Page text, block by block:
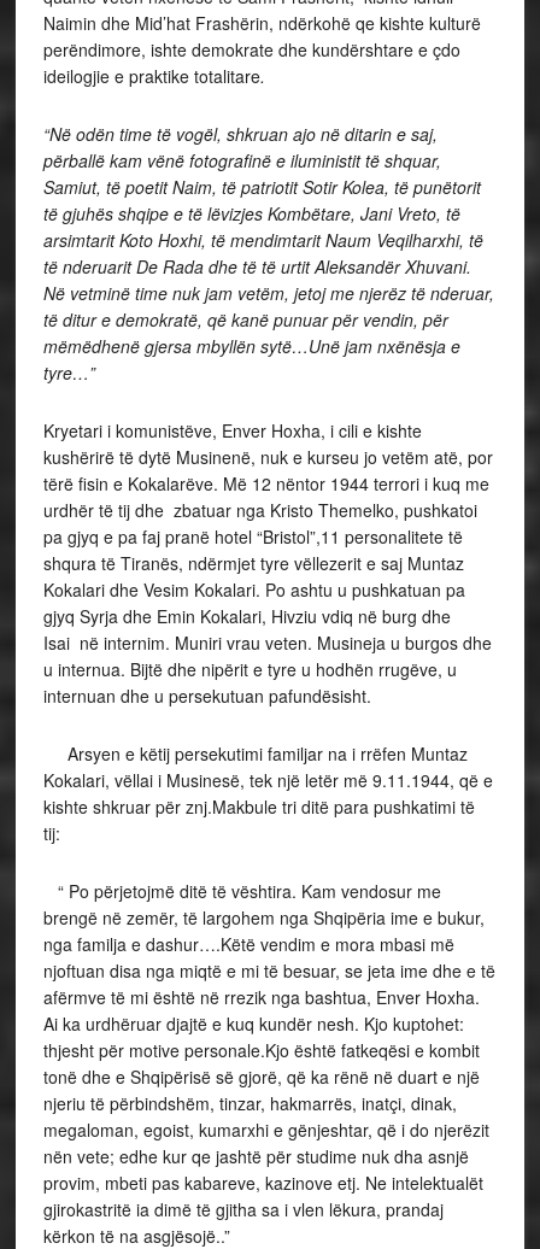
Naimin dhe Mid’hat Frashërin, ndërkohë qe kishte kulturë
perëndimore, ishte demokrate dhe kundërshtare e çdo
ideilogjie e praktike totalitare.
“Në odën time të vogël, shkruan ajo në ditarin e saj,
përballë kam vënë fotografinë e iluministit të shquar,
Samiut, të poetit Naim, të patriotit Sotir Kolea, të punëtorit
të gjuhës shqipe e të lëvizjes Kombëtare, Jani Vreto, të
arsimtarit Koto Hoxhi, të mendimtarit Naum Veqilharxhi, të
të nderuarit De Rada dhe të të urtit Aleksandër Xhuvani.
Në vetminë time nuk jam vetëm, jetoj me njerëz të nderuar,
të ditur e demokratë, që kanë punuar për vendin, për
mëmëdhenë gjersa mbyllën sytë…Unë jam nxënësja e
tyre…”
Kryetari i komunistëve, Enver Hoxha, i cili e kishte
kushërirë të dytë Musinenë, nuk e kurseu jo vetëm atë, por
tërë fisin e Kokalarëve. Më 12 nëntor 1944 terrori i kuq me
urdhër të tij dhe zbatuar nga Kristo Themelko, pushkatoi
pa gjyq e pa faj pranë hotel “Bristol”,11 personalitete të
shqura të Tiranës, ndërmjet tyre vëllezerit e saj Muntaz
Kokalari dhe Vesim Kokalari. Po ashtu u pushkatuan pa
gjyq Syrja dhe Emin Kokalari, Hivziu vdiq në burg dhe
Isai në internim. Muniri vrau veten. Musineja u burgos dhe
u internua. Bijtë dhe nipërit e tyre u hodhën rrugëve, u
internuan dhe u persekutuan pafundësisht.
Arsyen e këtij persekutimi familjar na i rrëfen Muntaz
Kokalari, vëllai i Musinesë, tek një letër më 9.11.1944, që e
kishte shkruar për znj.Makbule tri ditë para pushkatimi të
tij:
“ Po përjetojmë ditë të vështira. Kam vendosur me
brengë në zemër, të largohem nga Shqipëria ime e bukur,
nga familja e dashur….Këtë vendim e mora mbasi më
njoftuan disa nga miqtë e mi të besuar, se jeta ime dhe e të
afërmve të mi është në rrezik nga bashtua, Enver Hoxha.
Ai ka urdhëruar djajtë e kuq kundër nesh. Kjo kuptohet:
thjesht për motive personale.Kjo është fatkeqësi e kombit
tonë dhe e Shqipërisë së gjorë, që ka rënë në duart e një
njeriu të përbindshëm, tinzar, hakmarrës, inatçi, dinak,
megaloman, egoist, kumarxhi e gënjeshtar, që i do njerëzit
nën vete; edhe kur qe jashtë për studime nuk dha asnjë
provim, mbeti pas kabareve, kazinove etj. Ne intelektualët
gjirokastritë ia dimë të gjitha sa i vlen lëkura, prandaj
kërkon të na asgjësojë..”